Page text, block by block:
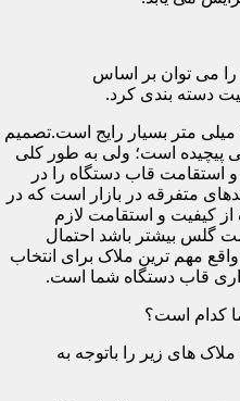
می توان بر اساس
دسته بندی کرد.
مثلاً در بازار ضخامت های 2،2.5 و 3 میلی متر بسیار رایج است.تصمیم
است؛ ولی به طور کلی
استقامت قاب دستگاه را در
متفرقه در بازار است که در
از کیفیت و استقامت لازم
گلس بیشتر باشد احتمال
مهم ترین ملاک برای انتخاب
قاب دستگاه شما است.
کدام است؟
های زیر را باتوجه به